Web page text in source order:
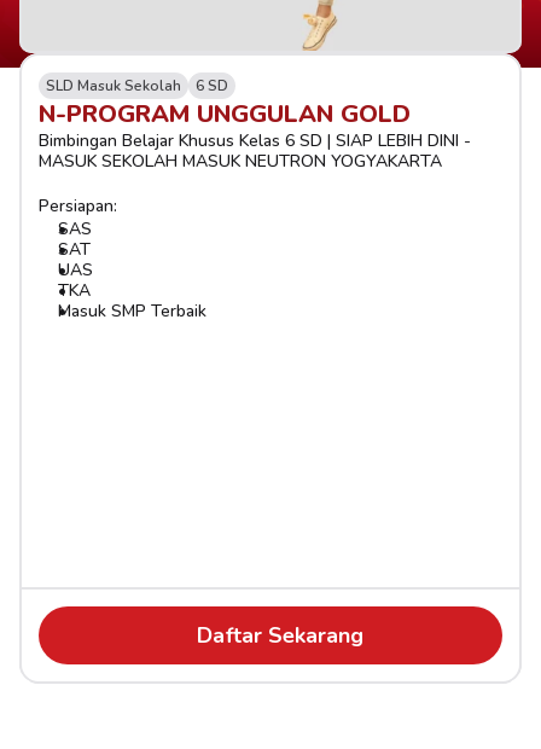
SLD Masuk Sekolah 6 SD
N-PROGRAM UNGGULAN GOLD
Bimbingan Belajar Khusus Kelas 6 SD | SIAP LEBIH DINI -
MASUK SEKOLAH MASUK NEUTRON YOGYAKARTA
Persiapan:
SAS
SAT
UAS
TKA
Masuk SMP Terbaik
Daftar Sekarang